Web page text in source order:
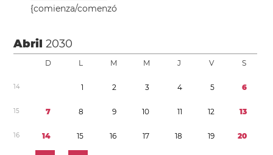
{comienza/comenzó
Abril2030
D L M M J V S
14 1 2 3 4 5 6
15 7 8 9 10 11 12 13
16 14 15 16 17 18 19 20